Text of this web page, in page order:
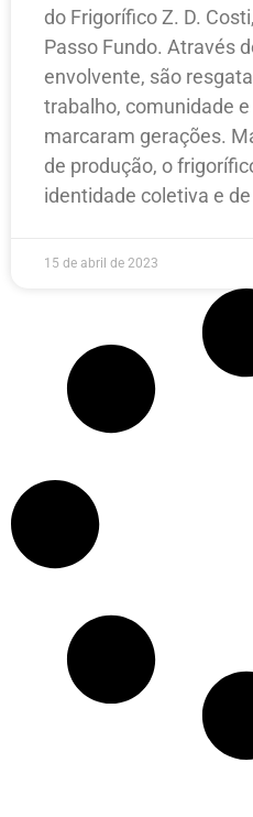
do Frigorífico Z. D.
Passo Fundo. Através
envolvente, são
trabalho, comunidade
marcaram gerações.
de produção, o
identidade coletiva e
15 de abril de 2023